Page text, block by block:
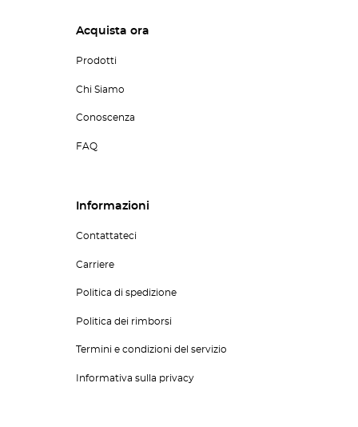
Acquista ora
Prodotti
Chi Siamo
Conoscenza
FAQ
Informazioni
Contattateci
Carriere
Politica di spedizione
Politica dei rimborsi
Termini e condizioni del servizio
Informativa sulla privacy